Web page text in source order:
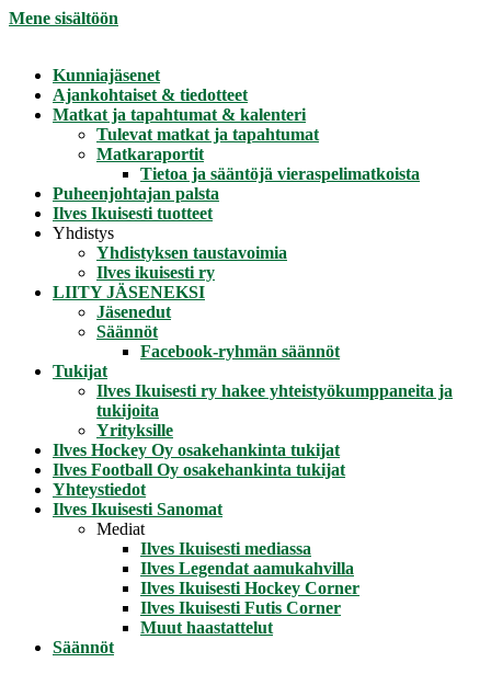
Mene sisältöön
Kunniajäsenet
Ajankohtaiset & tiedotteet
Matkat ja tapahtumat & kalenteri
Tulevat matkat ja tapahtumat
Matkaraportit
Tietoa ja sääntöjä vieraspelimatkoista
Puheenjohtajan palsta
Ilves Ikuisesti tuotteet
Yhdistys
Yhdistyksen taustavoimia
Ilves ikuisesti ry
LIITY JÄSENEKSI
Jäsenedut
Säännöt
Facebook-ryhmän säännöt
Tukijat
Ilves Ikuisesti ry hakee yhteistyökumppaneita ja
tukijoita
Yrityksille
Ilves Hockey Oy osakehankinta tukijat
Ilves Football Oy osakehankinta tukijat
Yhteystiedot
Ilves Ikuisesti Sanomat
Mediat
Ilves Ikuisesti mediassa
Ilves Legendat aamukahvilla
Ilves Ikuisesti Hockey Corner
Ilves Ikuisesti Futis Corner
Muut haastattelut
Säännöt